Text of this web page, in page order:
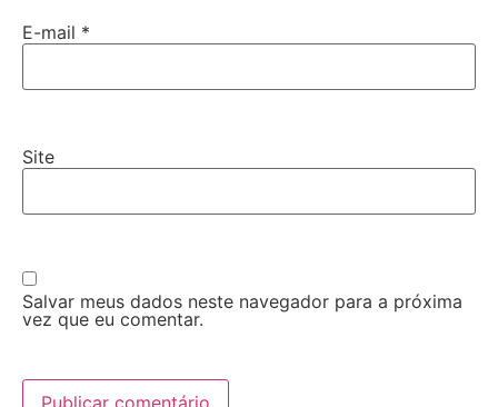
E-mail *
Site
Salvar meus dados neste navegador para a próxima
vez que eu comentar.